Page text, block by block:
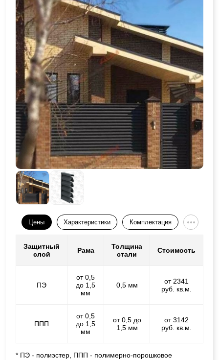
Цены Характеристики Комплектация
Защитный
слой
Рама
Толщина
стали
Стоимость
ПЭ
от 0,5
до 1,5
мм
0,5 мм
от 2341
руб. кв.м.
ППП
от 0,5
до 1,5
мм
от 0,5 до
1,5 мм
от 3142
руб. кв.м.
* ПЭ - полиэстер, ППП - полимерно-порошковое